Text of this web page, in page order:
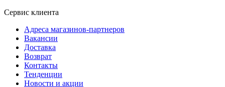
Сервис клиента
Адреса магазинов-партнеров
Вакансии
Доставка
Возврат
Контакты
Тенденции
Новости и акции